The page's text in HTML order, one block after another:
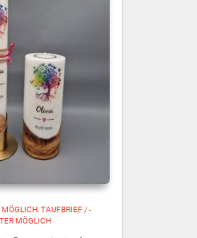
MÖGLICH TAUFBRIEF / -
MÖGLICH